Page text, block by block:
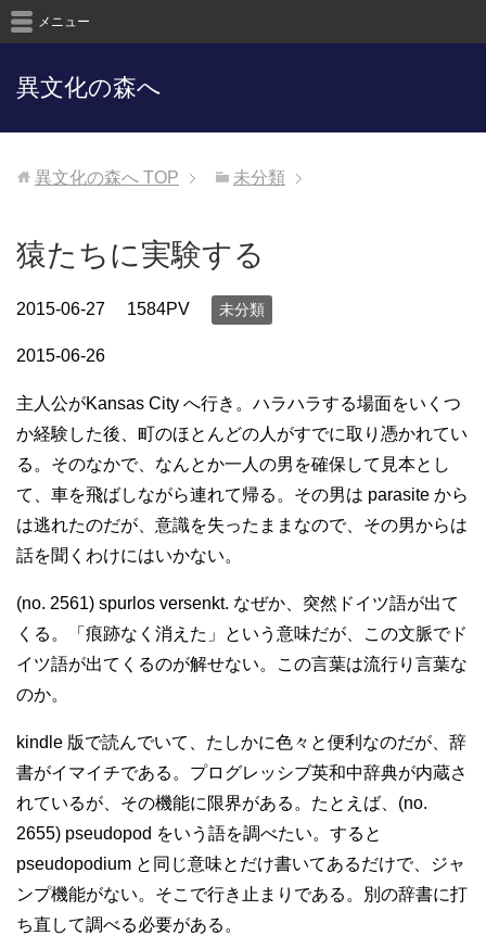
異文化の森へ
メニュー
異文化の森へ TOP 未分類
猿たちに実験する
2015-06-27 1584PV 未分類
2015-06-26
主人公がKansas City へ行き。ハラハラする場面をいくつ
か経験した後、町のほとんどの人がすでに取り憑かれてい
る。そのなかで、なんとか一人の男を確保して見本とし
て、車を飛ばしながら連れて帰る。その男は parasite から
は逃れたのだが、意識を失ったままなので、その男からは
話を聞くわけにはいかない。
(no. 2561) spurlos versenkt. なぜか、突然ドイツ語が出て
くる。「痕跡なく消えた」という意味だが、この文脈でド
イツ語が出てくるのが解せない。この言葉は流行り言葉な
のか。
kindle 版で読んでいて、たしかに色々と便利なのだが、辞
書がイマイチである。プログレッシブ英和中辞典が内蔵さ
れているが、その機能に限界がある。たとえば、(no.
2655) pseudopod をいう語を調べたい。すると
pseudopodium と同じ意味とだけ書いてあるだけで、ジャ
ンプ機能がない。そこで行き止まりである。別の辞書に打
ち直して調べる必要がある。